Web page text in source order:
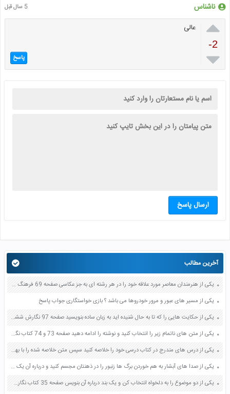
ناشناس 5 سال قبل

-2

عالی
پاسخ
ارسال پاسخ
آخرین مطالب
یکی از هنرمندان معاصر مورد علاقه خود را در هر رشته ای به جز عکاسی صفحه 69 فرهنگ و هنر نهم
یکی از مسیر های عبور و مرور خودروها می باشد ؟ بازی خواستگاری جواب پاسخ
یکی از حکایت هایی را که تا به حال شنیده اید به زبان ساده بنویسید صفحه 97 نگارش ششم دبستان
یکی از متن های ناتمام زیر را انتخاب کنید و نوشته را ادامه دهید صفحه 73 و 74 کتاب نگارش فارسی پنجم دبستان
یکی از درس های مندرج در کتاب درسی خود را خلاصه کنید سپس متن خلاصه شده را با بهره گیری از روش های دسته بندی نمودار جدول نقشه مفهومی نشان دهید صفحه 118 نگارش یازدهم
یکی از صدا های آبشار به هم خوردن برگ ها زنبور را در ذهنتان مجسم کنید و درباره آن یک بند بنویسید صفحه 11 نگارش پنجم
یکی از دو موضوع را به دلخواه انتخاب کن و یک بند درباره آن بنویس صفحه 35 کتاب نگارش فارسی سوم